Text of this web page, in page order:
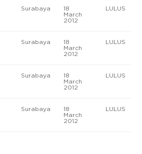
Surabaya
18
March
2012
LULUS
Surabaya
18
March
2012
LULUS
Surabaya
18
March
2012
LULUS
Surabaya
18
March
2012
LULUS